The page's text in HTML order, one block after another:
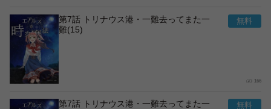
第7話 トリナウス港・一難去ってまた一
難(15)
166
第7話 トリナウス港・一難去ってまた一